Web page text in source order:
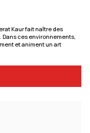
Kaur fait naître des
ces environnements,
et animent un art